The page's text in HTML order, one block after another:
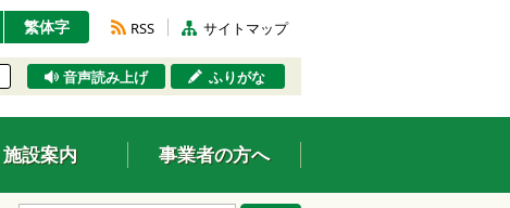
繁体字 RSS サイトマップ
音声読み上げ ふりがな
施設案内 事業者の方へ